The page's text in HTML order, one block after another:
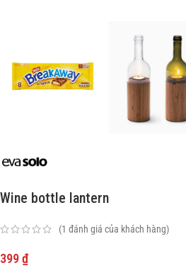
Wine bottle lantern
(1 đánh giá của khách hàng)
399₫